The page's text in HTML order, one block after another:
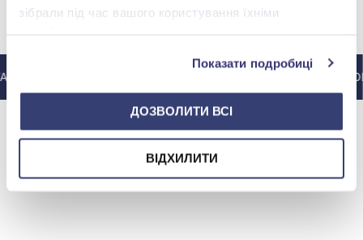
зібрали під час вашого користування їхніми
Показати подробиці
ДОЗВОЛИТИ ВСІ
ВІДХИЛИТИ
МИ У INSTAGRAM
@ZOLOTAKOROLEVA ДО ІНСТАГРАМУ